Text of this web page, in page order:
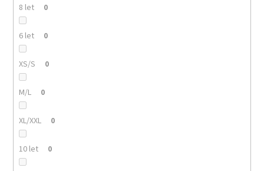
8 let 0
6 let 0
XS/S 0
M/L 0
XL/XXL 0
10 let 0